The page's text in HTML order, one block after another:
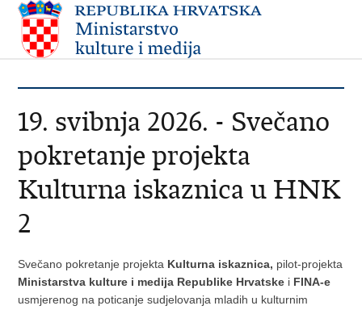
19. svibnja 2026. - Svečano
pokretanje projekta
Kulturna iskaznica u HNK
2
Svečano pokretanje projekta Kulturna iskaznica, pilot-projekta
Ministarstva kulture i medija Republike Hrvatske i FINA-e
usmjerenog na poticanje sudjelovanja mladih u kulturnim